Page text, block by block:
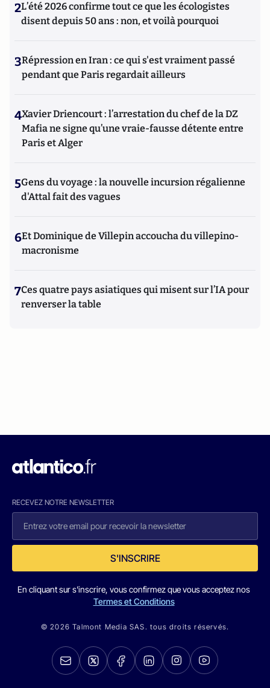
2L’été 2026 confirme tout ce que les écologistes
disent depuis 50 ans : non, et voilà pourquoi
3Répression en Iran : ce qui s'est vraiment passé
pendant que Paris regardait ailleurs
4Xavier Driencourt : l’arrestation du chef de la DZ
Mafia ne signe qu’une vraie-fausse détente entre
Paris et Alger
5Gens du voyage : la nouvelle incursion régalienne
d'Attal fait des vagues
6Et Dominique de Villepin accoucha du villepino-
macronisme
7Ces quatre pays asiatiques qui misent sur l’IA pour
renverser la table
RECEVEZ NOTRE NEWSLETTER
S'INSCRIRE
En cliquant sur s'inscrire, vous confirmez que vous acceptez nos
Termes et Conditions
© 2026 Talmont Media SAS. tous droits réservés.